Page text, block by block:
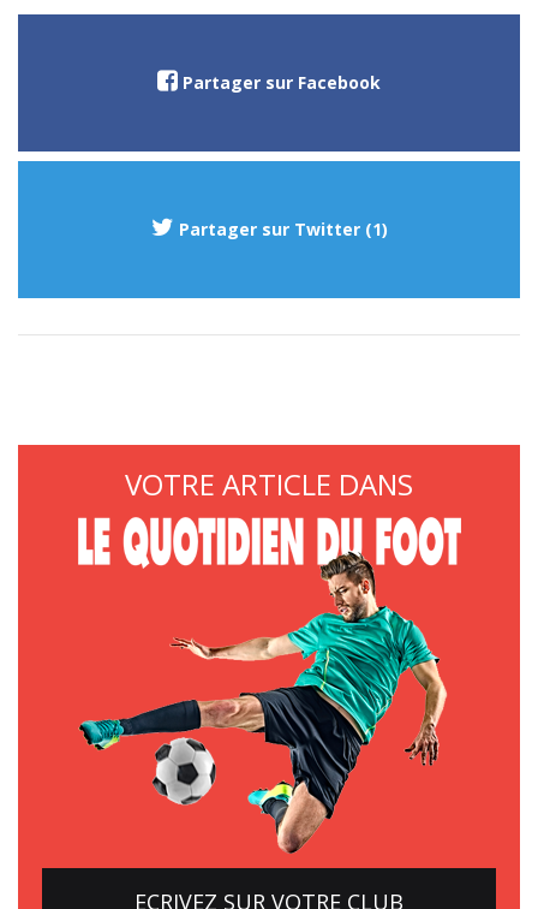
Partager sur Facebook
Partager sur Twitter (1)
VOTRE ARTICLE DANS
ECRIVEZ SUR VOTRE CLUB